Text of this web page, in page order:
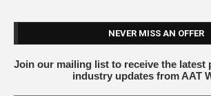
NEVER MISS AN OFFER
Join our mailing list to receive the latest
industry updates from AAT